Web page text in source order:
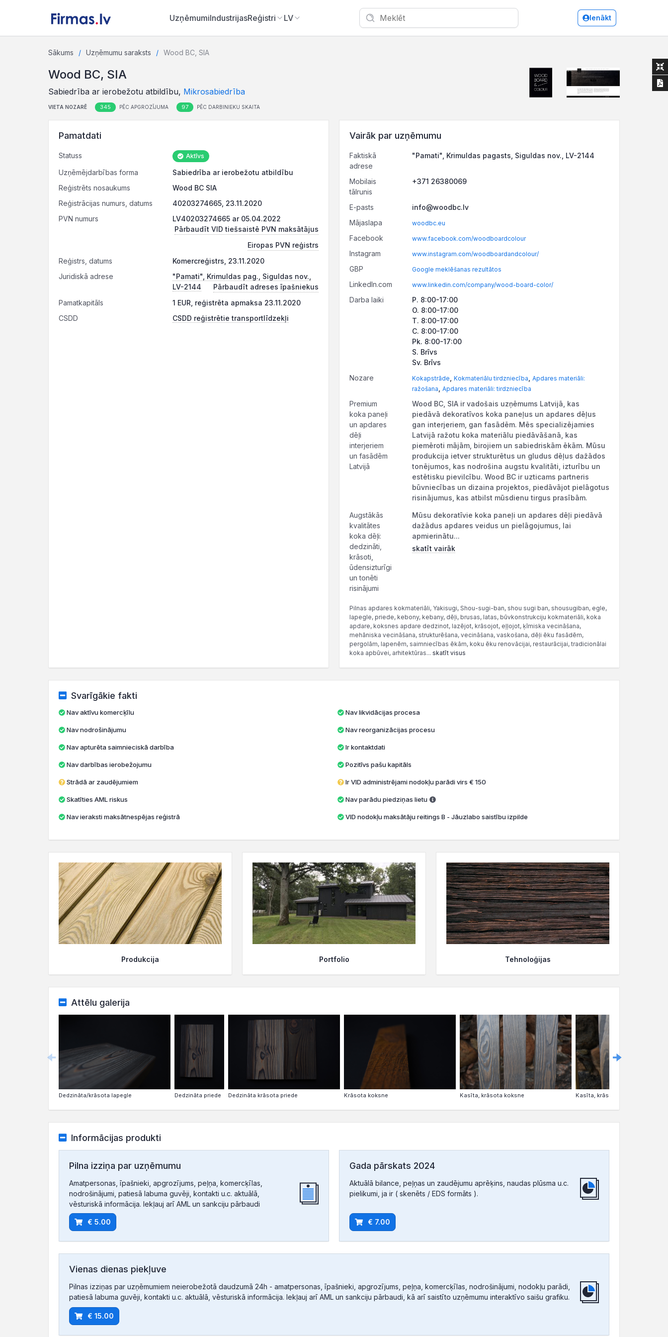
UzņēmumiIndustrijasReģistri LV Ienākt
Sākums Uzņēmumu saraksts Wood BC, SIA
Wood BC, SIA
Sabiedrība ar ierobežotu atbildību, Mikrosabiedrība
VIETA NOZARĒ 345 PĒC APGROZĪJUMA 97 PĒC DARBINIEKU SKAITA
Pamatdati
Statuss Aktīvs
Uzņēmējdarbības forma
Sabiedrība ar ierobežotu atbildību
Reģistrēts nosaukums
Wood BC SIA
Reģistrācijas numurs, datums
40203274665, 23.11.2020
PVN numurs
LV40203274665 ar 05.04.2022
Pārbaudīt VID tiešsaistē PVN maksātājus
Eiropas PVN reģistrs
Reģistrs, datums
Komercreģistrs, 23.11.2020
Juridiskā adrese
"Pamati", Krimuldas pag., Siguldas nov.,
LV-2144
Pārbaudīt adreses īpašniekus
Pamatkapitāls
1 EUR, reģistrēta apmaksa 23.11.2020
CSDD
CSDD reģistrētie transportlīdzekļi
Vairāk par uzņēmumu
Faktiskā
adrese
"Pamati", Krimuldas pagasts, Siguldas nov., LV-2144
Mobilais
tālrunis
+371 26380069
E-pasts
info@woodbc.lv
Mājaslapa
woodbc.eu
Facebook www.facebook.com/woodboardcolour
Instagram www.instagram.com/woodboardandcolour/
GBP Google meklēšanas rezultātos
LinkedIn.com www.linkedin.com/company/wood-board-color/
Darba laiki
P. 8:00-17:00
O. 8:00-17:00
T. 8:00-17:00
C. 8:00-17:00
Pk. 8:00-17:00
S. Brīvs
Sv. Brīvs
Nozare
Kokapstrāde Kokmateriālu tirdzniecība Apdares materiāli:
ražošana Apdares materiāli: tirdzniecība
Premium
koka paneļi
un apdares
dēļi
interjeriem
un fasādēm
Latvijā
Wood BC, SIA ir vadošais uzņēmums Latvijā, kas
piedāvā dekoratīvos koka paneļus un apdares dēļus
gan interjeriem, gan fasādēm. Mēs specializējamies
Latvijā ražotu koka materiālu piedāvāšanā, kas
piemēroti mājām, birojiem un sabiedriskām ēkām. Mūsu
produkcija ietver strukturētus un gludus dēļus dažādos
tonējumos, kas nodrošina augstu kvalitāti, izturību un
estētisku pievilcību. Wood BC ir uzticams partneris
būvniecības un dizaina projektos, piedāvājot pielāgotus
risinājumus, kas atbilst mūsdienu tirgus prasībām.
Augstākās
kvalitātes
koka dēļi:
dedzināti,
krāsoti,
ūdensizturīgi
un tonēti
risinājumi
Mūsu dekoratīvie koka paneļi un apdares dēļi piedāvā
dažādus apdares veidus un pielāgojumus, lai
apmierinātu...
skatīt vairāk
Pilnas apdares kokmateriāli, Yakisugi, Shou-sugi-ban, shou sugi ban, shousugiban, egle,
lapegle, priede, kebony, kebany, dēļi, brusas, latas, būvkonstrukciju kokmateriāli, koka
apdare, koksnes apdare dedzinot, lazējot, krāsojot, eļļojot, ķīmiska vecināšana,
mehāniska vecināšana, strukturēšana, vecināšana, vaskošana, dēļi ēku fasādēm,
pergolām, lapenēm, saimniecības ēkām, koku ēku renovācijai, restaurācijai, tradicionālai
koka apbūvei, arhitektūras... skatīt visus
Svarīgākie fakti
Nav aktīvu komercķīlu
Nav nodrošinājumu
Nav apturēta saimnieciskā darbība
Nav darbības ierobežojumu
Strādā ar zaudējumiem
Skatīties AML riskus
Nav ieraksti maksātnespējas reģistrā
Nav likvidācijas procesa
Nav reorganizācijas procesu
Ir kontaktdati
Pozitīvs pašu kapitāls
Ir VID administrējami nodokļu parādi virs € 150
Nav parādu piedziņas lietu
VID nodokļu maksātāju reitings B - Jāuzlabo saistību izpilde
Produkcija Portfolio Tehnoloģijas
Attēlu galerija
Dedzināta/krāsota lapegle Dedzināta priede Dedzināta krāsota priede Krāsota koksne Kasīta, krāsota koksne Kasīta, krāsota koksne
Informācijas produkti
Pilna izziņa par uzņēmumu
Amatpersonas, īpašnieki, apgrozījums, peļņa, komercķīlas,
nodrošinājumi, patiesā labuma guvēji, kontakti u.c. aktuālā,
vēsturiskā informācija. Iekļauj arī AML un sankciju pārbaudi
€ 5.00
Gada pārskats 2024
Aktuālā bilance, peļņas un zaudējumu aprēķins, naudas plūsma u.c.
pielikumi, ja ir ( skenēts / EDS formāts ).
€ 7.00
Vienas dienas piekļuve
Pilnas izziņas par uzņēmumiem neierobežotā daudzumā 24h - amatpersonas, īpašnieki, apgrozījums, peļņa, komercķīlas, nodrošinājumi, nodokļu parādi,
patiesā labuma guvēji, kontakti u.c. aktuālā, vēsturiskā informācija. Iekļauj arī AML un sankciju pārbaudi, kā arī saistīto uzņēmumu interaktīvo saišu grafiku.
€ 15.00